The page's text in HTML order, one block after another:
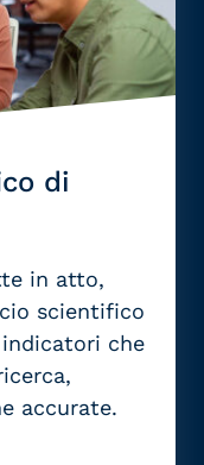
di
in atto,
scientifico
indicatori che
,
accurate.